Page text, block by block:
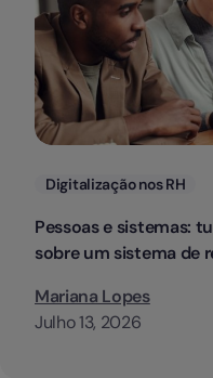
Categorias
Digitalização nos RH
Pessoas e sistemas:
sobre um sistema de
Mariana Lopes
Julho 13, 2026